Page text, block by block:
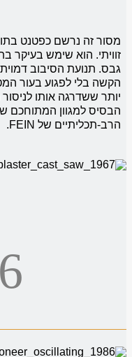
מסור זה נרשם כפטנט
זוויתי. הוא שימש בעיקר
גבס. תנועת הסיבוב
הקשה בלי לפגוע בעור
יותר ששדרגה אותו
הבסיס למגוון המתוחכם
הרב-תכליתיים של FEIN.